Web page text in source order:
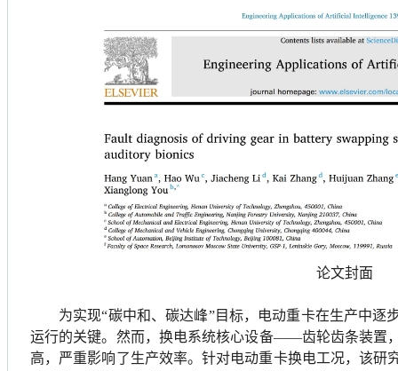
论文封面
为实现“碳中和、碳达峰”目标，电动重卡在生产中逐
运行的关键。然而，换电系统核心设备——齿轮齿条装置
高，严重影响了生产效率。针对电动重卡换电工况，该研